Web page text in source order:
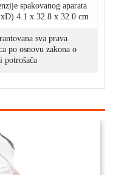
spakovanog aparata
4.1 x 32.8 x 32.0 cm
sva prava
po osnovu zakona o
potrošača